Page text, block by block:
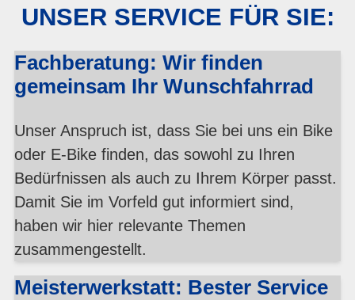
UNSER SERVICE FÜR SIE:
Fachberatung: Wir finden
gemeinsam Ihr Wunschfahrrad
Unser Anspruch ist, dass Sie bei uns ein Bike
oder E-Bike finden, das sowohl zu Ihren
Bedürfnissen als auch zu Ihrem Körper passt.
Damit Sie im Vorfeld gut informiert sind,
haben wir hier relevante Themen
zusammengestellt.
Meisterwerkstatt: Bester Service